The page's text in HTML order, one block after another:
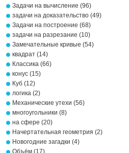
Задачи на вычисление (96)
задачи на доказательство (49)
Задачи на построение (68)
задачи на разрезание (10)
Замечательные кривые (54)
квадрат (14)
Классика (66)
конус (15)
Куб (12)
логика (2)
Механические утехи (56)
многоугольники (8)
на сфере (20)
Начертательная геометрия (2)
Новогодние загадки (4)
Объём (17)